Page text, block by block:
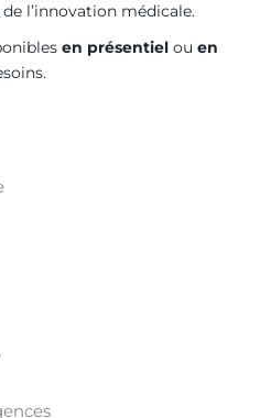
l’innovation médicale.
en présentiel ou en